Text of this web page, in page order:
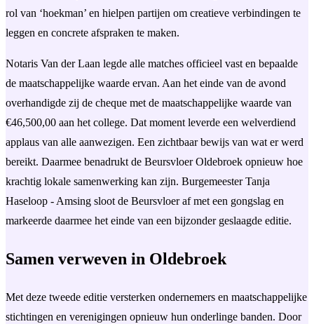
rol van ‘hoekman’ en hielpen partijen om creatieve verbindingen te
leggen en concrete afspraken te maken.
Notaris Van der Laan legde alle matches officieel vast en bepaalde
de maatschappelijke waarde ervan. Aan het einde van de avond
overhandigde zij de cheque met de maatschappelijke waarde van
€46,500,00 aan het college. Dat moment leverde een welverdiend
applaus van alle aanwezigen. Een zichtbaar bewijs van wat er werd
bereikt. Daarmee benadrukt de Beursvloer Oldebroek opnieuw hoe
krachtig lokale samenwerking kan zijn. Burgemeester Tanja
Haseloop - Amsing sloot de Beursvloer af met een gongslag en
markeerde daarmee het einde van een bijzonder geslaagde editie.
Samen verweven in Oldebroek
Met deze tweede editie versterken ondernemers en maatschappelijke
stichtingen en verenigingen opnieuw hun onderlinge banden. Door